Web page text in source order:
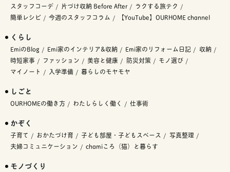
スタッフコーデ
片づけ収納 Before After
ラクする旅テク
簡単レシピ
今週のスタッフコラム 【YouTube】OURHOME channel
くらし
EmiのBlog Emi家のインテリア&収納 Emi家のリフォーム日記
収納
時短家事
ファッション 美容と健康 防災対策
モノ選び
マイノート
入学準備 暮らしのモヤモヤ
しごと
OURHOMEの働き方 わたしらしく働く 仕事術
かぞく
子育て おかたづけ育 子ども部屋・子どもスペース
写真整理
夫婦コミュニケーション
chamiころ（猫）と暮らす
モノづくり